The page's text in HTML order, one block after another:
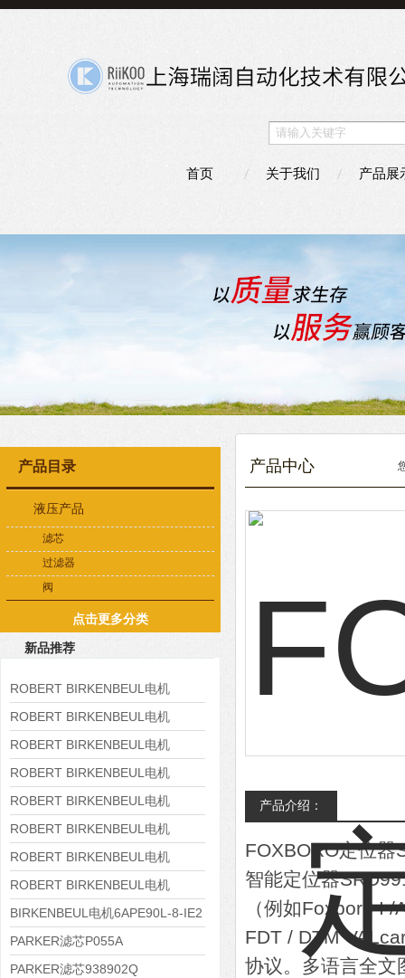
首页 关于我们 产品展
产品目录
液压产品
滤芯
过滤器
阀
点击更多分类
新品推荐
ROBERT BIRKENBEUL电机
8APE225M-4-IE3
ROBERT BIRKENBEUL电机
8APE180L-4 IE3
ROBERT BIRKENBEUL电机
8APE160M-6 IE3
ROBERT BIRKENBEUL电机
8APE160L-4-IE3
ROBERT BIRKENBEUL电机
8APE112M-6K-IE3
ROBERT BIRKENBEUL电机
8APE100L-2 IE3
ROBERT BIRKENBEUL电机
8APE90S-4 IE3
ROBERT BIRKENBEUL电机
8APE80M-2K-IE3
BIRKENBEUL电机6APE90L-8-IE2
PARKER滤芯P055A
PARKER滤芯938902Q
产品中心
产品介绍：
FOXBORO定位器
智能定位器
（例如Foxboro I
FDT / DTM
协议。多语言全文